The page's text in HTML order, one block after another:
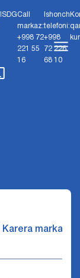
SDGCall
markaz:
+998 72
221 55
16
Ishonch
telefoni:
+998
72 226
68 10
Karera markazi